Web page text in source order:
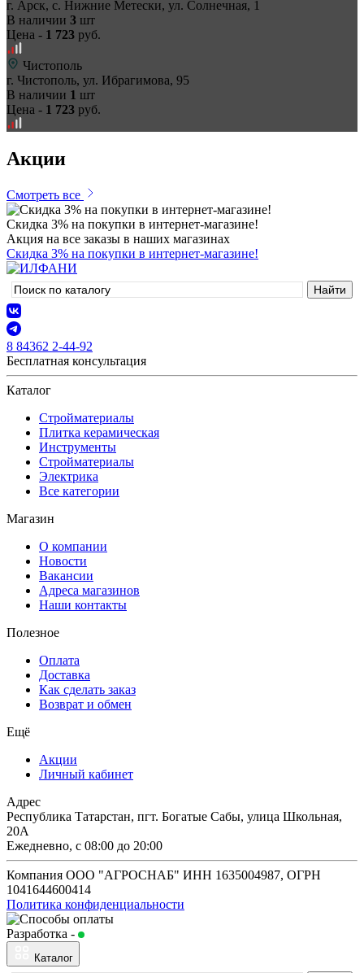
г. Арск, с. Нижние Метески, ул. Солнечная, 1
В наличии 3 шт
Цена - 1 723 руб.
Чистополь
г. Чистополь, ул. Ибрагимова, 95
В наличии 1 шт
Цена - 1 723 руб.
Акции
Смотреть все
Скидка 3% на покупки в интернет-магазине!
Акция на все заказы в наших магазинах
Скидка 3% на покупки в интернет-магазине!
8 84362 2-44-92
Бесплатная консультация
Каталог
Стройматериалы
Плитка керамическая
Инструменты
Стройматериалы
Электрика
Все категории
Магазин
О компании
Новости
Вакансии
Адреса магазинов
Наши контакты
Полезное
Оплата
Доставка
Как сделать заказ
Возврат и обмен
Ещё
Акции
Личный кабинет
Адрес
Республика Татарстан, пгт. Богатые Сабы, улица Школьная,
20А
Ежедневно, с 08:00 до 20:00
Компания ООО "АГРОСНАБ" ИНН 1635004987, ОГРН
1041644600414
Политика конфиденциальности
Разработка -
Каталог